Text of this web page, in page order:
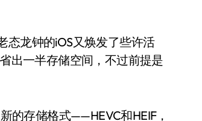
态龙钟的iOS又焕发了些许活
出一半存储空间，不过前提是
的存储格式——HEVC和HEIF，